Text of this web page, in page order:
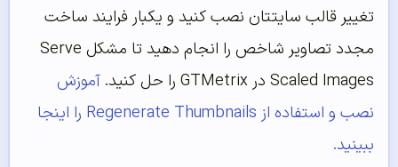
تغییر قالب سایتتان نصب کنید و یکبار فرایند ساخت
مجدد تصاویر شاخص را انجام دهید تا مشکل Serve
Scaled Images در GTMetrix را حل کنید.
آموزش
نصب و استفاده از Regenerate Thumbnails را اینجا
ببینید.